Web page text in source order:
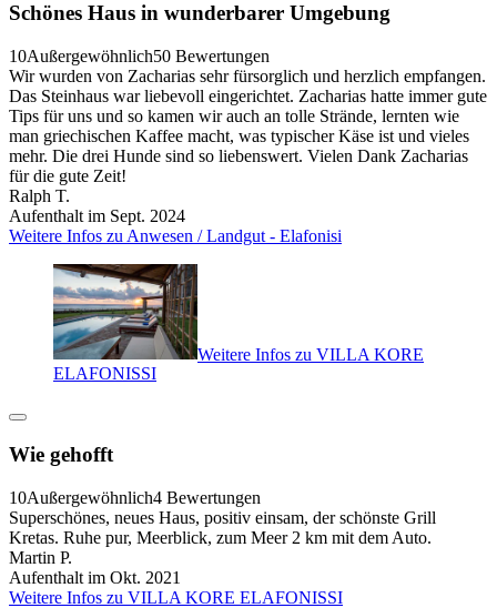
Schönes Haus in wunderbarer Umgebung
10Außergewöhnlich50 Bewertungen
Wir wurden von Zacharias sehr fürsorglich und herzlich empfangen.
Das Steinhaus war liebevoll eingerichtet. Zacharias hatte immer gute
Tips für uns und so kamen wir auch an tolle Strände, lernten wie
man griechischen Kaffee macht, was typischer Käse ist und vieles
mehr. Die drei Hunde sind so liebenswert. Vielen Dank Zacharias
für die gute Zeit!
Ralph T.
Aufenthalt im Sept. 2024
Weitere Infos zu Anwesen / Landgut - Elafonisi
Weitere Infos zu VILLA KORE
ELAFONISSI
Wie gehofft
10Außergewöhnlich4 Bewertungen
Superschönes, neues Haus, positiv einsam, der schönste Grill
Kretas. Ruhe pur, Meerblick, zum Meer 2 km mit dem Auto.
Martin P.
Aufenthalt im Okt. 2021
Weitere Infos zu VILLA KORE ELAFONISSI